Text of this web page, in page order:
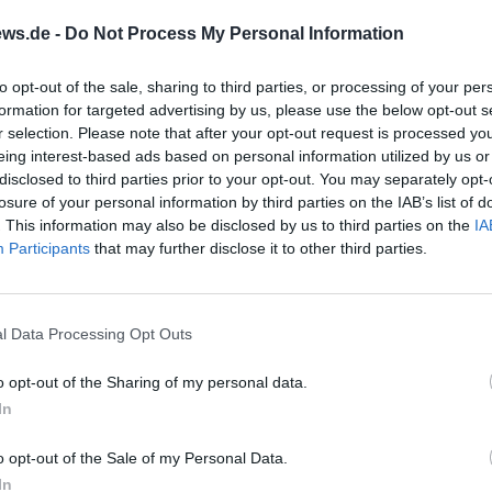
- Do Not Process My Personal Information
opt-out of the sale, sharing to third parties, or processing of your
for targeted advertising by us, please use the below opt-out
selection. Please note that after your opt-out request is processed
interest-based ads based on personal information utilized by us
to third parties prior to your opt-out. You may separately
of your personal information by third parties on the IAB’s list of
This information may also be disclosed by us to third parties on the
Participants that may further disclose it to other third parties.
Data Processing Opt Outs
opt-out of the Sharing of my personal data.
opt-out of the Sale of my Personal Data.
ein bewusst gewachsener historischer Stadtraum.
deshalb wird der Platz häufig als Herz der Altstadt
und ist für Stadtführungen, Altstadtspaziergänge und
Ausgangspunkt. ([weiden-tourismus.info]
tourismus.info/sehenswuerdigkeiten/bauten-
Ensembles steht das Alte Rathaus, das zwischen 1539
umfassende Renovierung zwischen 1914 und 1917
des Gebäudes bewahrt und seine Rolle als
Besonders eindrucksvoll ist die Balkendecke im
handwerkliche Arbeit aus dem 16. Jahrhundert. Früher
als Verwaltungsgebäude, sondern auch als
in dem Theater- und Tanzveranstaltungen
lebendiger Nutzung: In der Passage im Erdgeschoss
pur in
und